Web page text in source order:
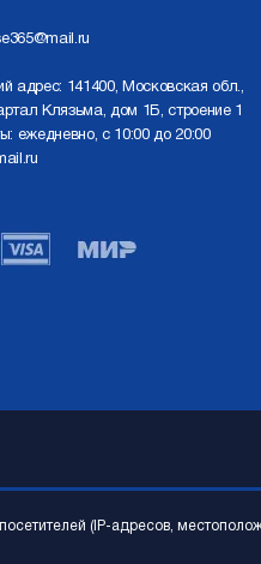
адрес: 141400, Московская обл.,
Клязьма, дом 1Б, строение 1
ежедневно, с 10:00 до 20:00
(IP-адресов,